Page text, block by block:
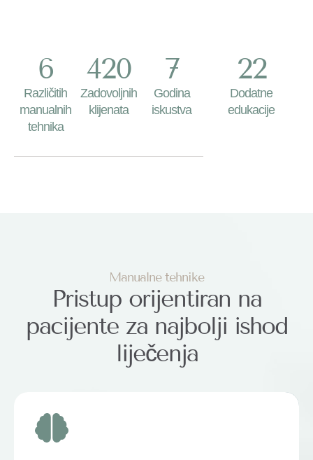
6
Različitih
manualnih
tehnika
420
Zadovoljnih
klijenata
7
Godina
iskustva
22
Dodatne
edukacije
Manualne tehnike
Pristup orijentiran na
pacijente za najbolji ishod
liječenja